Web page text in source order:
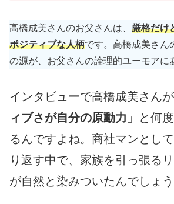
高橋成美さんのお父さんは、 厳格だけ
ポジティブな人柄です。高橋成美さん
の源が、お父さんの論理的ユーモアに
インタビューで高橋成美さんが
ィブさが自分の原動力」
と何
るんですよね。商社マンとし
り返す中で、家族を引っ張る
が自然と染みついたんでしょう